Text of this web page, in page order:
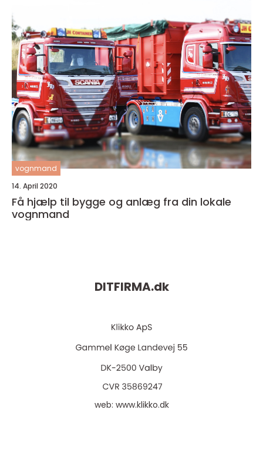
vognmand
14. April 2020
Få hjælp til bygge og anlæg fra din lokale
vognmand
DITFIRMA.dk
web: www.klikko.dk